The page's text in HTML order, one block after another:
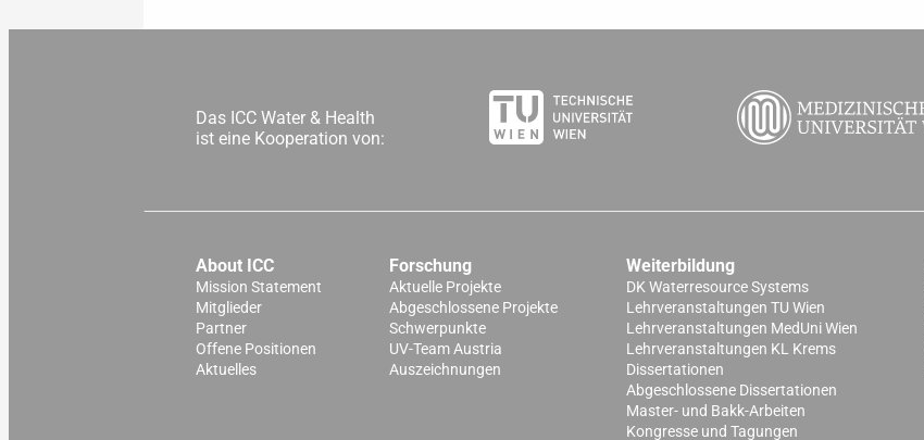
Das ICC Water & Health
ist eine Kooperation von:
About ICC
Mission Statement
Mitglieder
Partner
Offene Positionen
Aktuelles
Forschung
Aktuelle Projekte
Abgeschlossene Projekte
Schwerpunkte
UV-Team Austria
Auszeichnungen
Weiterbildung
DK Waterresource Systems
Lehrveranstaltungen TU Wien
Lehrveranstaltungen MedUni Wien
Lehrveranstaltungen KL Krems
Dissertationen
Abgeschlossene Dissertationen
Master- und Bakk-Arbeiten
Kongresse und Tagungen